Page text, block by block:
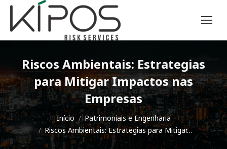
Riscos Ambientais: Estrategias
para Mitigar Impactos nas
Empresas
Você está aqui:
Início
Patrimoniais e Engenharia
Riscos Ambientais: Estrategias para Mitigar…